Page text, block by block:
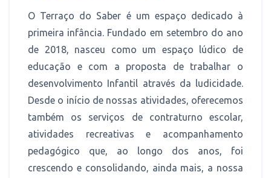
O Terraço do Saber é um espaço dedicado à
primeira infância. Fundado em setembro do ano
de 2018, nasceu como um espaço lúdico de
educação e com a proposta de trabalhar o
desenvolvimento Infantil através da ludicidade.
Desde o início de nossas atividades, oferecemos
também os serviços de contraturno escolar,
atividades recreativas e acompanhamento
pedagógico que, ao longo dos anos, foi
crescendo e consolidando, ainda mais, a nossa